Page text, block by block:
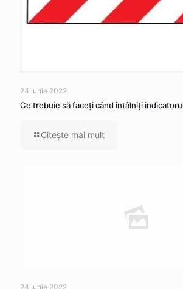
24 iunie 2022
Ce trebuie să faceţi când întâlniţi
Citeşte mai mult
24 iunie 2022